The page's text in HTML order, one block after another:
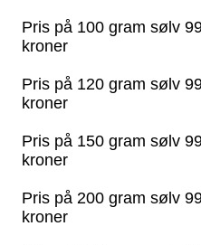
Pris på 100 gram sølv
kroner
Pris på 120 gram sølv
kroner
Pris på 150 gram sølv
kroner
Pris på 200 gram sølv
kroner